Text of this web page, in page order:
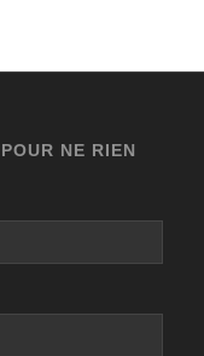
NE RIEN